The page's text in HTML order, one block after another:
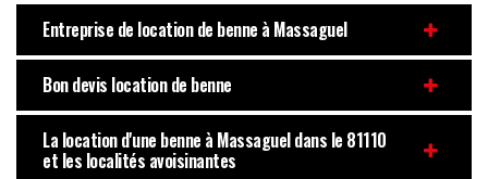
Entreprise de location de benne à Massaguel
Bon devis location de benne
La location d'une benne à Massaguel dans le 81110
et les localités avoisinantes